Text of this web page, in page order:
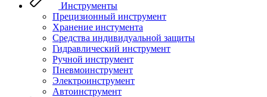
Инструменты
Прецизионный инструмент
Хранение инстумента
Средства индивидуальной защиты
Гидравлический инструмент
Ручной инструмент
Пневмоинструмент
Электроинструмент
Автоинструмент